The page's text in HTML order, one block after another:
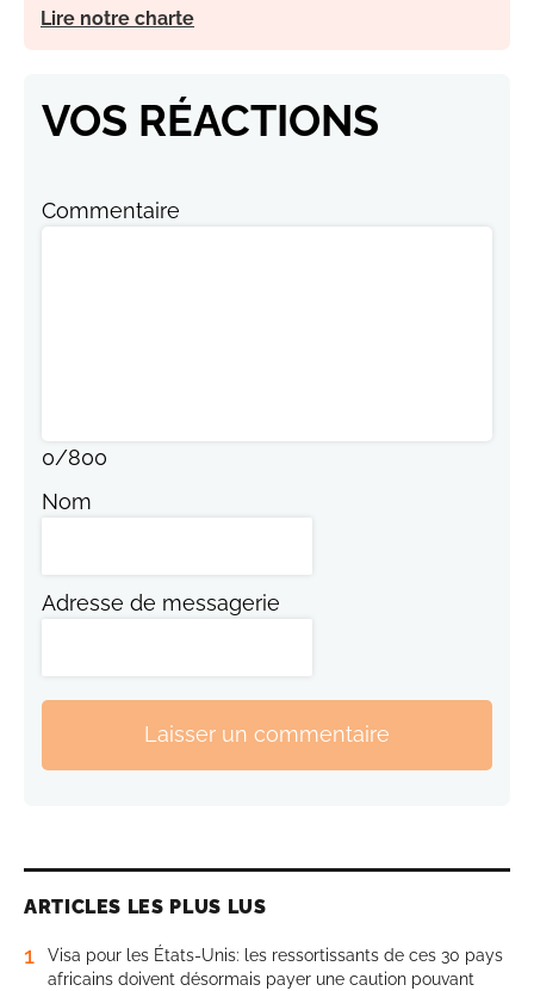
Lire notre charte
VOS RÉACTIONS
Commentaire
0/800
Nom
Adresse de messagerie
Laisser un commentaire
ARTICLES LES PLUS LUS
1
Visa pour les États-Unis: les ressortissants de ces 30 pays
africains doivent désormais payer une caution pouvant